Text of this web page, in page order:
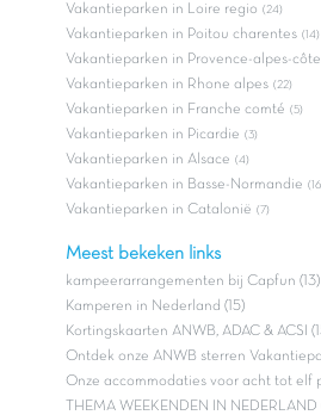
Vakantieparken in Loire regio (24)
Vakantieparken in Poitou charentes (14)
Vakantieparken in Provence-alpes-
Vakantieparken in Rhone alpes (22)
Vakantieparken in Franche comté (5)
Vakantieparken in Picardie (3)
Vakantieparken in Alsace (4)
Vakantieparken in Basse-Normandie
Vakantieparken in Catalonië (7)
Meest bekeken links
kampeerarrangementen bij Capfun (13)
Kamperen in Nederland (15)
Kortingskaarten ANWB, ADAC & ACSI
Ontdek onze ANWB sterren
Onze accommodaties voor acht tot elf
THEMA WEEKENDEN IN NEDERLAND